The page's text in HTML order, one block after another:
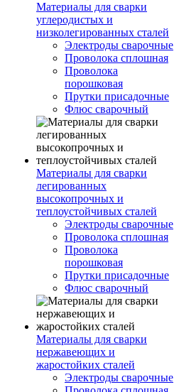
Материалы для сварки
углеродистых и
низколегированных сталей
Электроды сварочные
Проволока сплошная
Проволока
порошковая
Прутки присадочные
Флюс сварочный
Материалы для сварки
легированных
высокопрочных и
теплоустойчивых сталей
Электроды сварочные
Проволока сплошная
Проволока
порошковая
Прутки присадочные
Флюс сварочный
Материалы для сварки
нержавеющих и
жаростойких сталей
Электроды сварочные